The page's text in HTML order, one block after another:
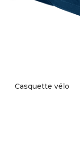
Casquette vélo